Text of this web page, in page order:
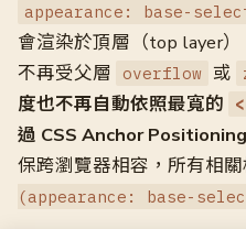
appearance: base-
會渲染於頂層（top layer）
不再受父層
overflow 或
度也不再自動依照最寬的
過 CSS Anchor
保跨瀏覽器相容，所有相
(appearance: base-